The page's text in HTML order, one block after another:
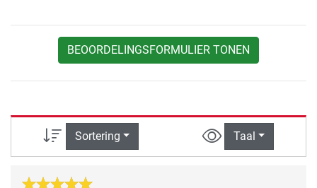
BEOORDELINGSFORMULIER TONEN
Sortering Taal